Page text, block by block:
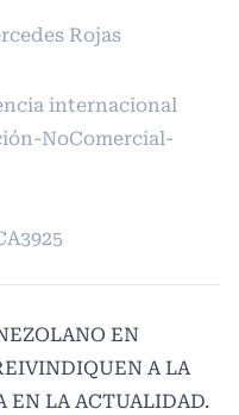
Rojas
internacional
NoComercial-
EN
A LA
EN LA ACTUALIDAD.